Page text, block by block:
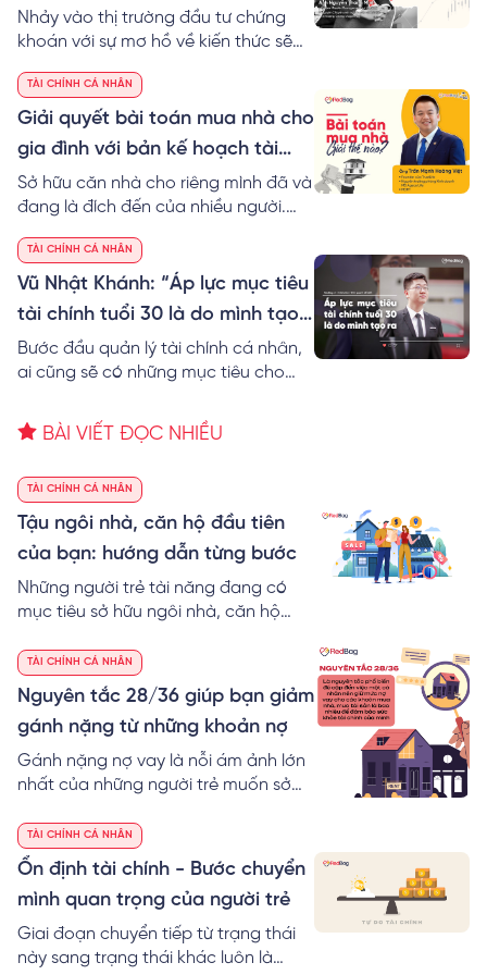
lỗ
Nhảy vào thị trường đầu tư chứng
khoán với sự mơ hồ về kiến thức sẽ
thất bại không đáng có. Hãy cẩn
thận!
TÀI CHÍNH CÁ NHÂN
Giải quyết bài toán mua nhà cho
gia đình với bản kế hoạch tài
chính chi tiết
Sở hữu căn nhà cho riêng mình đã và
đang là đích đến của nhiều người.
này vốn không phải là một điều dễ
dàng nếu ngay từ đầu chúng ta
không biết cách lập kế hoạch tài
chính mua nhà.
TÀI CHÍNH CÁ NHÂN
Vũ Nhật Khánh: “Áp lực mục tiêu
tài chính tuổi 30 là do mình tạo
ra”
Bước đầu quản lý tài chính cá nhân,
ai cũng sẽ có những mục tiêu cho
tuổi 30 có lẽ sẽ đặc biệt hơn vì đây là
cột mốc quan trọng trong cuộc đời
áp lực dành cho những người trẻ.
BÀI VIẾT ĐỌC NHIỀU
TÀI CHÍNH CÁ NHÂN
Tậu ngôi nhà, căn hộ đầu tiên
của bạn: hướng dẫn từng bước
Những người trẻ tài năng đang có
mục tiêu sở hữu ngôi nhà, căn hộ
sẽ đối mặt với những băn khoăn,
như: cần bao nhiêu tiền thì có thể tậu
được ngôi nhà, căn hộ đầu tiên;
quản trị tài chính cá nhân với khoản
nợ, khoản trả góp mua nhà; các
bước chi tiết để mua nhà. Tất cả
đáp trong bài viết của RedBag.
TÀI CHÍNH CÁ NHÂN
Nguyên tắc 28/36 giúp bạn giảm
gánh nặng từ những khoản nợ
Gánh nặng nợ vay là nỗi ám ảnh lớn
nhất của những người trẻ muốn sở
Vay mua nhà và ngay sau khi tận
hưởng được niềm vui của việc có nhà
mới, người trẻ ngay lập tức phải
gánh chịu những áp lực từ lãi vay và
gánh nặng phải chi trả các khoản
vay nợ mua nhà, mua đồ nội thất.
TÀI CHÍNH CÁ NHÂN
Ổn định tài chính - Bước chuyển
mình quan trọng của người trẻ
Giai đoạn chuyển tiếp từ trạng thái
này sang trạng thái khác luôn là